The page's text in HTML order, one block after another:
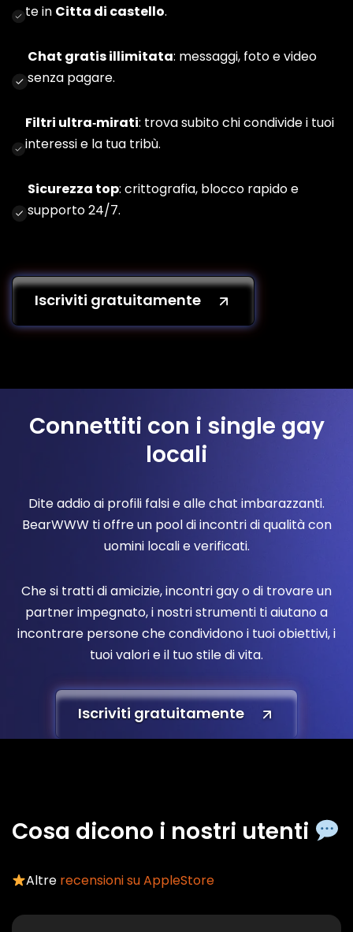
te in Citta di castello.
Chat gratis illimitata: messaggi, foto e video
senza pagare.
Filtri ultra‑mirati: trova subito chi condivide i tuoi
interessi e la tua tribù.
Sicurezza top: crittografia, blocco rapido e
supporto 24/7.
Iscriviti gratuitamente
Connettiti con i single gay
locali
Dite addio ai profili falsi e alle chat imbarazzanti.
BearWWW ti offre un pool di incontri di qualità con
uomini locali e verificati.
Che si tratti di amicizie, incontri gay o di trovare un
partner impegnato, i nostri strumenti ti aiutano a
incontrare persone che condividono i tuoi obiettivi, i
tuoi valori e il tuo stile di vita.
Iscriviti gratuitamente
Cosa dicono i nostri utenti
Altre recensioni su AppleStore